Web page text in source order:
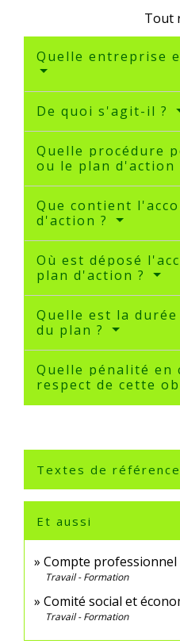
Tout
Quelle entreprise
De quoi s'agit-il ?
Quelle procédure
ou le plan d'action
Que contient
d'action ?
Où est déposé
plan d'action ?
Quelle est la
du plan ?
Quelle pénalité en
respect de cette
Textes de référence
Et aussi
Compte professionnel
Travail - Formation
Comité social et
Travail - Formation